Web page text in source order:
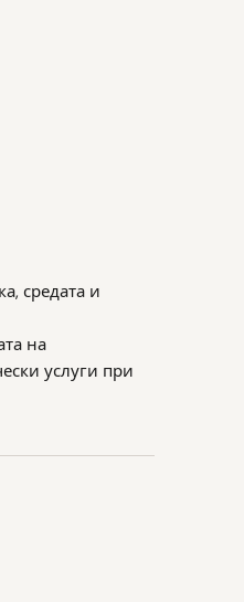
средата и
на
услуги при